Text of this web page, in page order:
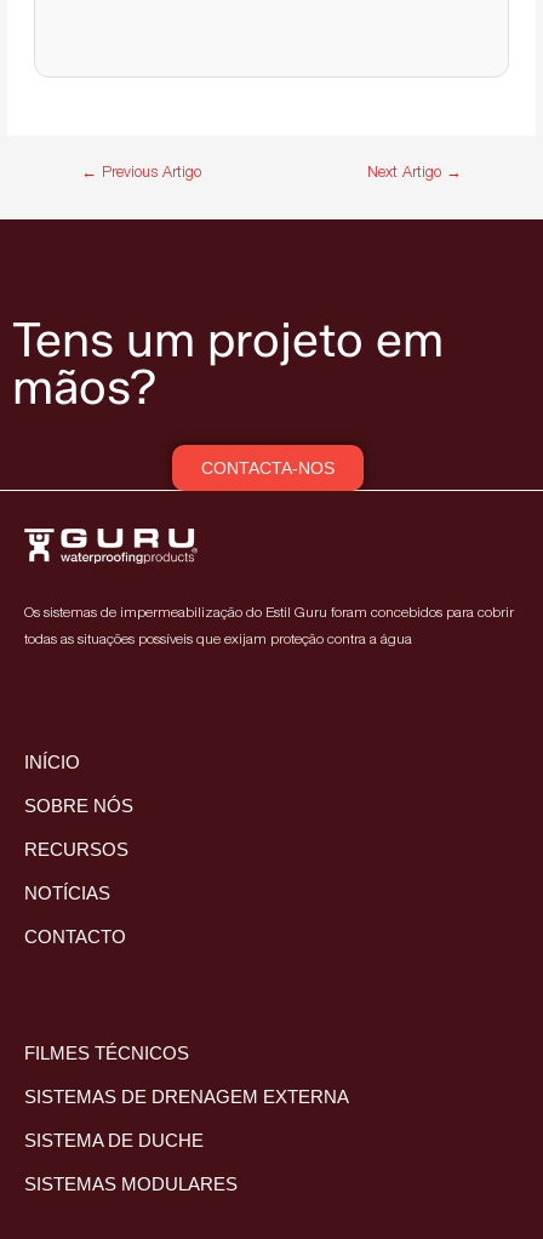
← Previous Artigo Next Artigo →
Tens um projeto em
mãos?
CONTACTA-NOS
Os sistemas de impermeabilização do Estil Guru foram concebidos para cobrir
todas as situações possíveis que exijam proteção contra a água
INÍCIO
SOBRE NÓS
RECURSOS
NOTÍCIAS
CONTACTO
FILMES TÉCNICOS
SISTEMAS DE DRENAGEM EXTERNA
SISTEMA DE DUCHE
SISTEMAS MODULARES